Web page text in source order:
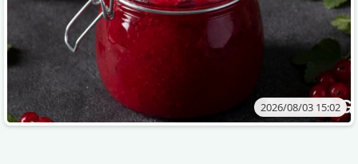
2026/08/03 15:02